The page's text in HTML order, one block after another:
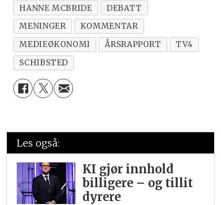
HANNE MCBRIDE
DEBATT
MENINGER
KOMMENTAR
MEDIEØKONOMI
ÅRSRAPPORT
TV4
SCHIBSTED
Les også:
KI gjør innhold
billigere – og tillit
dyrere